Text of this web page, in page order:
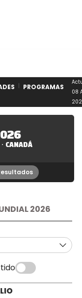
PROGRAMAS
08
CANADÁ
2026